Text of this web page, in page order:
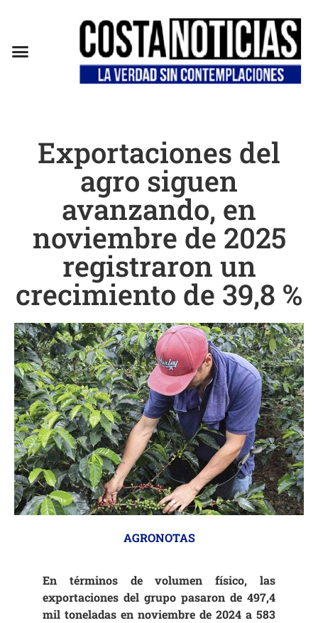
Exportaciones del
agro siguen
avanzando, en
noviembre de 2025
registraron un
crecimiento de 39,8 %
AGRONOTAS
En términos de volumen físico, las
exportaciones del grupo pasaron de 497,4
mil toneladas en noviembre de 2024 a 583